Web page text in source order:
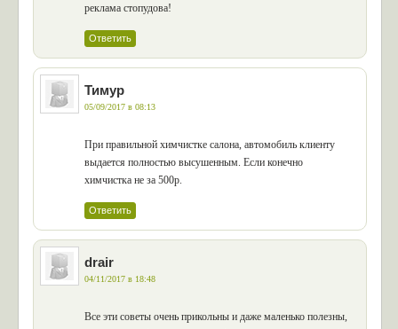
реклама стопудова!
Ответить
Тимур
05/09/2017 в 08:13
При правильной химчистке салона, автомобиль клиенту
выдается полностью высушенным. Если конечно
химчистка не за 500р.
Ответить
drair
04/11/2017 в 18:48
Все эти советы очень прикольны и даже маленько полезны,